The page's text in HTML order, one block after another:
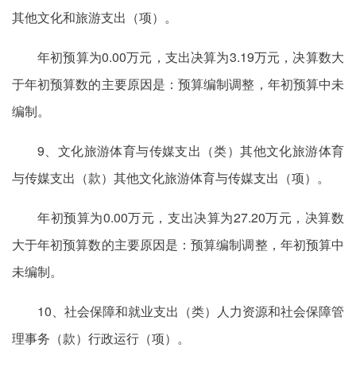
其他文化和旅游支出（项）。
年初预算为0.00万元，支出决算为3.19万元，决算数大
于年初预算数的主要原因是：预算编制调整，年初预算中未
编制。
9、文化旅游体育与传媒支出（类）其他文化旅游体育
与传媒支出（款）其他文化旅游体育与传媒支出（项）。
年初预算为0.00万元，支出决算为27.20万元，决算数
大于年初预算数的主要原因是：预算编制调整，年初预算中
未编制。
10、社会保障和就业支出（类）人力资源和社会保障管
理事务（款）行政运行（项）。